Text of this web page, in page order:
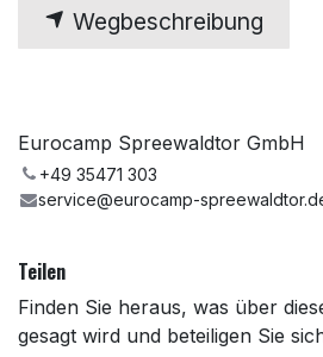
Wegbeschreibung
Eurocamp Spreewaldtor GmbH
+49 35471 303
service@eurocamp-
Teilen
Finden Sie heraus, was über
gesagt wird und beteiligen Sie